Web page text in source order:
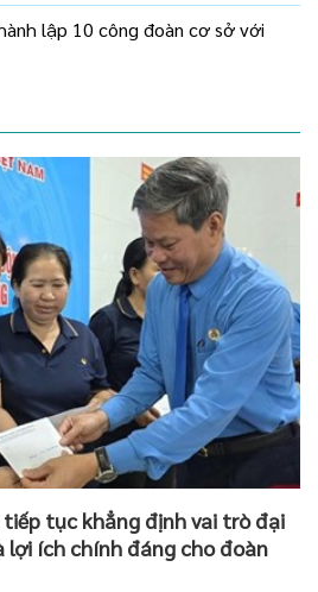
lập 10 công đoàn cơ sở với
tục khẳng định vai trò đại
lợi ích chính đáng cho đoàn